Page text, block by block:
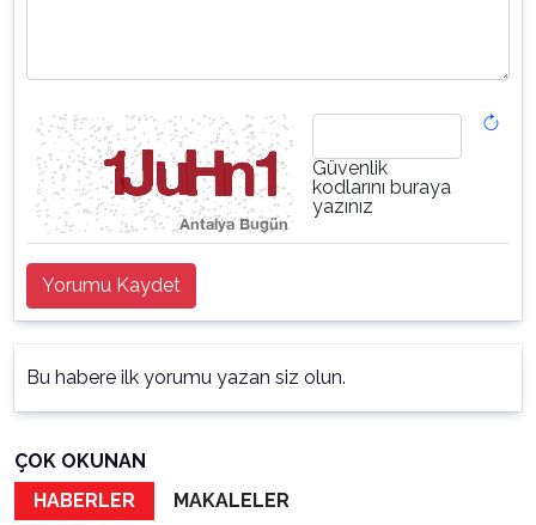
Güvenlik
kodlarını buraya
yazınız
Yorumu Kaydet
Bu habere ilk yorumu yazan siz olun.
ÇOK OKUNAN
HABERLER
MAKALELER